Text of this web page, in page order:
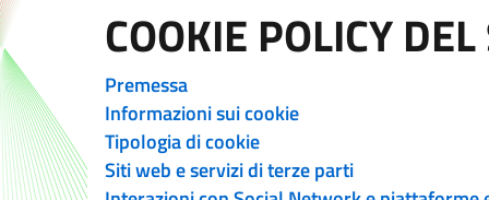
COOKIE POLICY
Premessa
Informazioni sui cookie
Tipologia di cookie
Siti web e servizi di terze parti